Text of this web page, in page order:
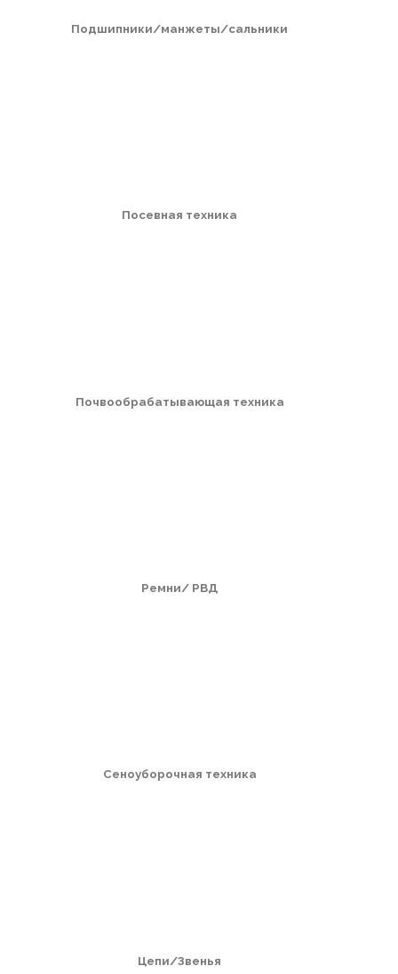
Подшипники/манжеты/сальники
Посевная техника
Почвообрабатывающая техника
Ремни/ РВД
Сеноуборочная техника
Цепи/Звенья